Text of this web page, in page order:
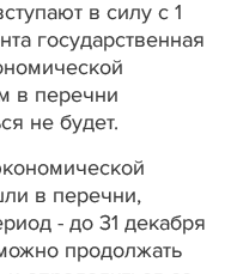
в силу с 1
государственная
в перечни
не будет.
в перечни,
- до 31 декабря
продолжать